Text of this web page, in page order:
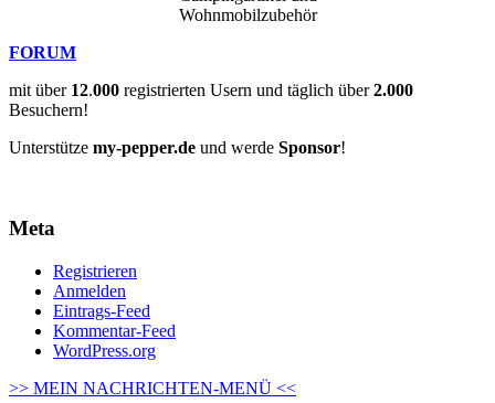
Wohnmobilzubehör
FORUM
mit über 12.000 registrierten Usern und täglich über2.000
Besuchern!
Unterstütze my-pepper.de und werde Sponsor!
Meta
Registrieren
Anmelden
Eintrags-Feed
Kommentar-Feed
WordPress.org
>> MEIN NACHRICHTEN-MENÜ <<